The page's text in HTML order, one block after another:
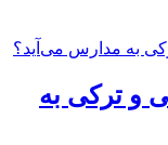
و ترکی به